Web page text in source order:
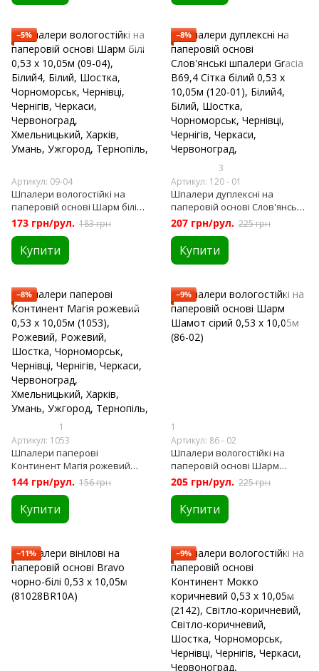
−5%
Артикул: 09-04
Шпалери вологостійкі на
паперовій основі Шарм білі
0,53 х 10,05м (09-04)
173 грн/рул. 183 грн
Купити
−8%
3
Артикул: 120 - 01
Шпалери дуплексні на
паперовій основі Слов'янські
шпалери Gracia В69,4 Сітка
білий 0,53 х 10,05м (120-01)
207 грн/рул. 225 грн
Купити
−8%
1
Артикул: 1053
Шпалери паперові
Континент Магія рожевий
0,53 х 10,05м (1053)
144 грн/рул. 156 грн
Купити
−9%
1
Артикул: 86 - 02
Шпалери вологостійкі на
паперовій основі Шарм
Шамот сірий 0,53 х 10,05м (86-
205 грн/рул. 225 грн
Купити
−11% −9%